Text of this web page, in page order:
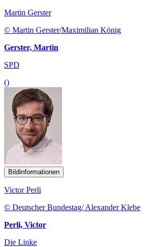
Martin Gerster
© Martin Gerster/Maximilian König
Gerster, Martin
SPD
()
Bildinformationen
Victor Perli
© Deutscher Bundestag/ Alexander Klebe
Perli, Victor
Die Linke